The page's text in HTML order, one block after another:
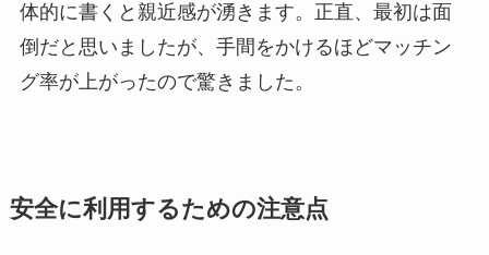
体的に書くと親近感が湧きます。正直、最初は面
倒だと思いましたが、手間をかけるほどマッチン
グ率が上がったので驚きました。
安全に利用するための注意点